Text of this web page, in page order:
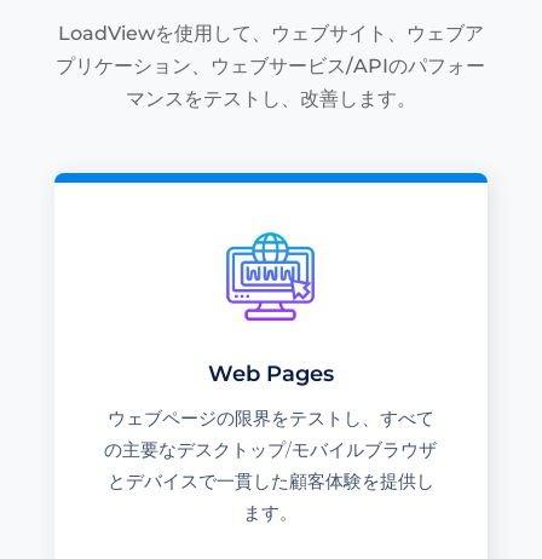
LoadViewを使用して、ウェブサイト、ウェブア
プリケーション、ウェブサービス/APIのパフォー
マンスをテストし、改善します。
Web Pages
ウェブページの限界をテストし、すべて
の主要なデスクトップ/モバイルブラウザ
とデバイスで一貫した顧客体験を提供し
ます。